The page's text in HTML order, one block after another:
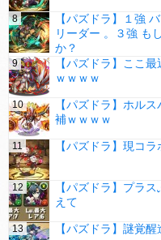
【パズドラ】１強
リーダー 。３強 も
か？
【パズドラ】ここ
ｗｗｗｗ
【パズドラ】ホル
補ｗｗｗｗ
【パズドラ】現コ
【パズドラ】プラ
えて
【パズドラ】謎覚